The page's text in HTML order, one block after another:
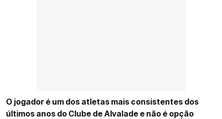
O jogador é um dos atletas mais consistentes dos
últimos anos do Clube de Alvalade e não é opção